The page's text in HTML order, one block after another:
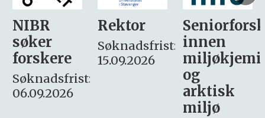
Rektor
Søknadsfrist:
15.09.2026
Seniorforsker
innen
miljøkjemi
søker
– fast
Søknadsfrist:
16. august.